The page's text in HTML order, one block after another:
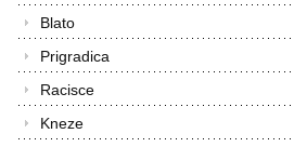
Blato
Prigradica
Racisce
Kneze